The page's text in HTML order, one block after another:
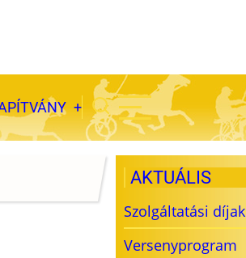
AKTUÁLIS
Szolgáltatási díjak
Versenyprogram